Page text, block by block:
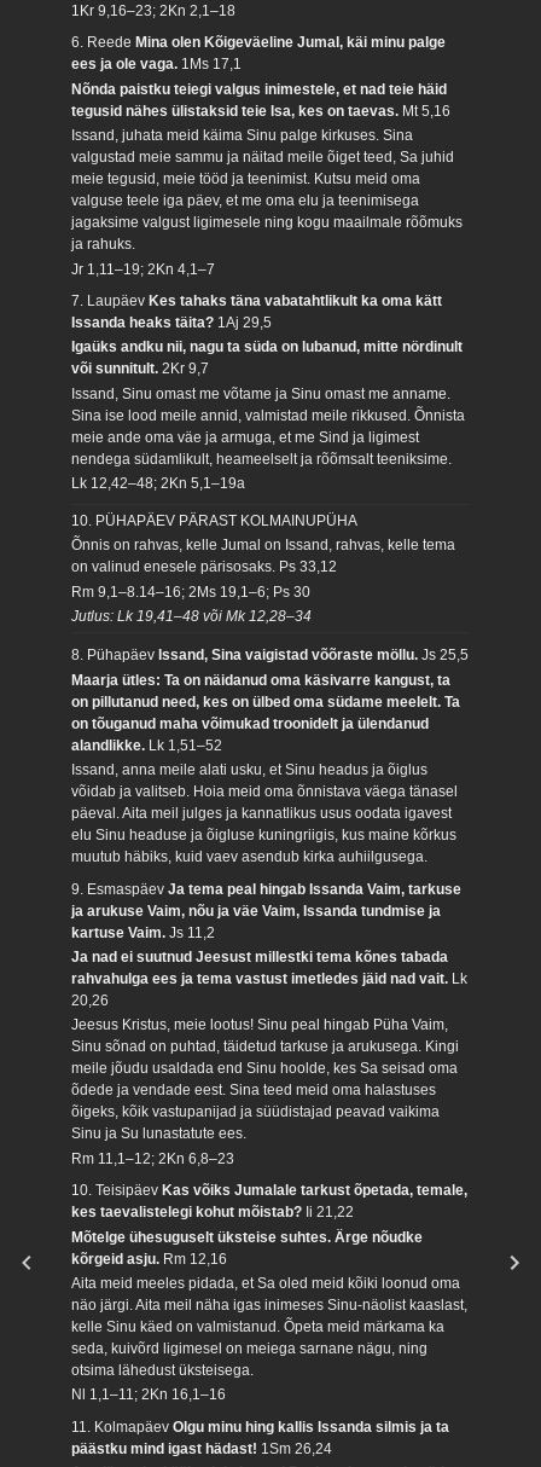
1Kr 9,16–23; 2Kn 2,1–18
6. Reede Mina olen Kõigeväeline Jumal, käi minu palge
ees ja ole vaga. 1Ms 17,1
Nõnda paistku teiegi valgus inimestele, et nad teie häid
tegusid nähes ülistaksid teie Isa, kes on taevas. Mt 5,16
Issand, juhata meid käima Sinu palge kirkuses. Sina
valgustad meie sammu ja näitad meile õiget teed, Sa juhid
meie tegusid, meie tööd ja teenimist. Kutsu meid oma
valguse teele iga päev, et me oma elu ja teenimisega
jagaksime valgust ligimesele ning kogu maailmale rõõmuks
ja rahuks.
Jr 1,11–19; 2Kn 4,1–7
7. LaupäevKes tahaks täna vabatahtlikult ka oma kätt
Issanda heaks täita? 1Aj 29,5
Igaüks andku nii, nagu ta süda on lubanud, mitte nördinult
või sunnitult.2Kr 9,7
Issand, Sinu omast me võtame ja Sinu omast me anname.
Sina ise lood meile annid, valmistad meile rikkused. Õnnista
meie ande oma väe ja armuga, et me Sind ja ligimest
nendega südamlikult, heameelselt ja rõõmsalt teeniksime.
Lk 12,42–48; 2Kn 5,1–19a
10. PÜHAPÄEV PÄRAST KOLMAINUPÜHA
Õnnis on rahvas, kelle Jumal on Issand, rahvas, kelle tema
on valinud enesele pärisosaks. Ps 33,12
Rm 9,1–8.14–16; 2Ms 19,1–6; Ps 30
Jutlus: Lk 19,41–48 või Mk 12,28–34
8. Pühapäev Issand, Sina vaigistad võõraste möllu.Js 25,5
Maarja ütles: Ta on näidanud oma käsivarre kangust, ta
on pillutanud need, kes on ülbed oma südame meelelt. Ta
on tõuganud maha võimukad troonidelt ja ülendanud
alandlikke. Lk 1,51–52
Issand, anna meile alati usku, et Sinu headus ja õiglus
võidab ja valitseb. Hoia meid oma õnnistava väega tänasel
päeval. Aita meil julges ja kannatlikus usus oodata igavest
elu Sinu headuse ja õigluse kuningriigis, kus maine kõrkus
muutub häbiks, kuid vaev asendub kirka auhiilgusega.
9. EsmaspäevJa tema peal hingab Issanda Vaim, tarkuse
ja arukuse Vaim, nõu ja väe Vaim, Issanda tundmise ja
kartuse Vaim.Js 11,2
Ja nad ei suutnud Jeesust millestki tema kõnes tabada
rahvahulga ees ja tema vastust imetledes jäid nad vait. Lk
20,26
Jeesus Kristus, meie lootus! Sinu peal hingab Püha Vaim,
Sinu sõnad on puhtad, täidetud tarkuse ja arukusega. Kingi
meile jõudu usaldada end Sinu hoolde, kes Sa seisad oma
õdede ja vendade eest. Sina teed meid oma halastuses
õigeks, kõik vastupanijad ja süüdistajad peavad vaikima
Sinu ja Su lunastatute ees.
Rm 11,1–12; 2Kn 6,8–23
10. Teisipäev Kas võiks Jumalale tarkust õpetada, temale,
kes taevalistelegi kohut mõistab? Ii 21,22
Mõtelge ühesuguselt üksteise suhtes. Ärge nõudke
kõrgeid asju. Rm 12,16
Aita meid meeles pidada, et Sa oled meid kõiki loonud oma
näo järgi. Aita meil näha igas inimeses Sinu-näolist kaaslast,
kelle Sinu käed on valmistanud. Õpeta meid märkama ka
seda, kuivõrd ligimesel on meiega sarnane nägu, ning
otsima lähedust üksteisega.
Nl 1,1–11; 2Kn 16,1–16
11. KolmapäevOlgu minu hing kallis Issanda silmis ja ta
päästku mind igast hädast! 1Sm 26,24